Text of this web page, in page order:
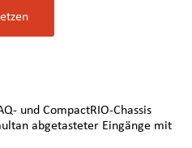
und CompactRIO-Chassis
abgetasteter Eingänge mit